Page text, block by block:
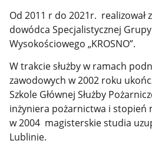
Od 2011 r do 2021r. realizował
dowódca Specjalistycznej
Wysokościowego „KROSNO”.
W trakcie służby w ramach
zawodowych w 2002 roku
Szkole Głównej Służby
inżyniera pożarnictwa i stopień
w 2004 magisterskie studia
Lublinie.